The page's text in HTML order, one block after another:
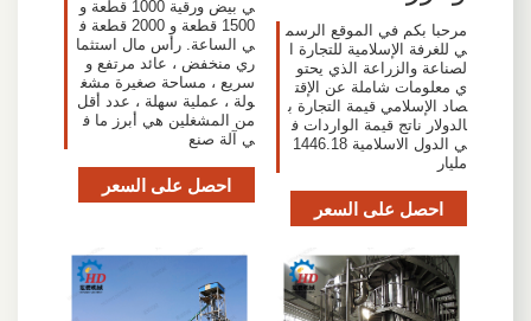
مرحبا بكم في الموقع الرسم
ي للغرفة الإسلامية للتجارة ا
لصناعة والزراعة الذي يحتو
ي معلومات شاملة عن الإقت
صاد الإسلامي قيمة التجارة ب
الدولار ناتج قيمة الواردات ف
ي الدول الاسلامية 1446.18
مليار
احصل على السعر
ي بيض ورقية 1000 قطعة و
1500 قطعة و 2000 قطعة ف
ي الساعة. رأس مال استثما
ري منخفض ، عائد مرتفع و
سريع ، مساحة صغيرة مشغ
ولة ، عملية سهلة ، عدد أقل
من المشغلين هي أبرز ما ف
ي آلة صنع
احصل على السعر